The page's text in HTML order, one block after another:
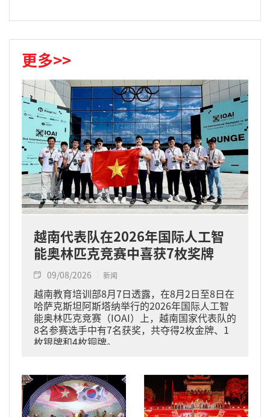
更多>>
越南代表队在2026年国际人工智
能奥林匹克竞赛中喜获7枚奖牌
09/08/2026 新闻
越南教育培训部8月7日透露，在8月2日至8日在
哈萨克斯坦阿斯塔纳举行的2026年国际人工智
能奥林匹克竞赛（IOAI）上，越南国家代表队的
8名参赛选手中有7名获奖，共夺得2枚金牌、1
枚银牌和4枚铜牌。